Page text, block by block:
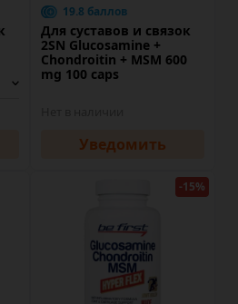
19.8 баллов
Для суставов и связок
2SN Glucosamine +
Chondroitin + MSM 600
mg 100 caps
Уведомить
-15%